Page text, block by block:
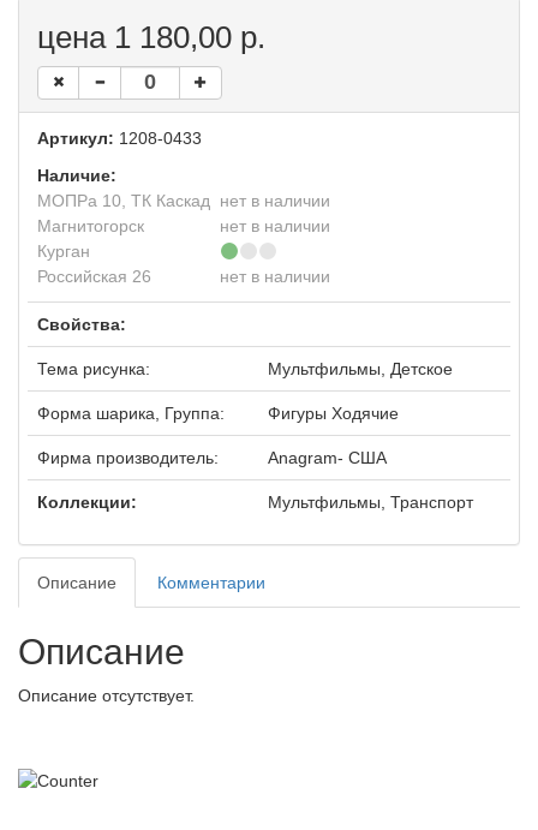
цена 1 180,00 р.
Артикул: 1208-0433
Наличие:
МОПРа 10, ТК Каскад
нет в наличии
Магнитогорск
нет в наличии
Курган
Российская 26
нет в наличии
Свойства:
Тема рисунка: Мультфильмы, Детское
Форма шарика, Группа: Фигуры Ходячие
Фирма производитель: Anagram- США
Коллекции: Мультфильмы, Транспорт
Описание Комментарии
Описание
Описание отсутствует.